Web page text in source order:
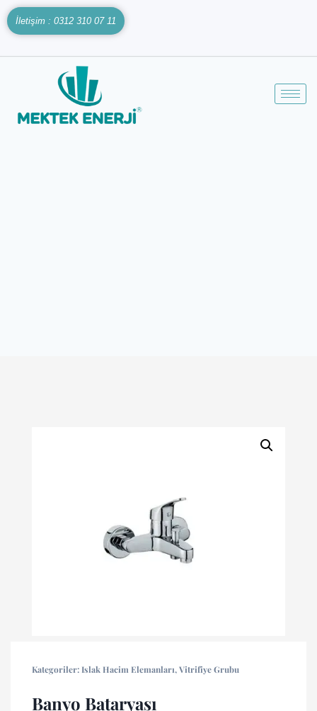
İletişim : 0312 310 07 11
Kategoriler: Islak Hacim Elemanları,Vitrifiye Grubu
Banyo Bataryası